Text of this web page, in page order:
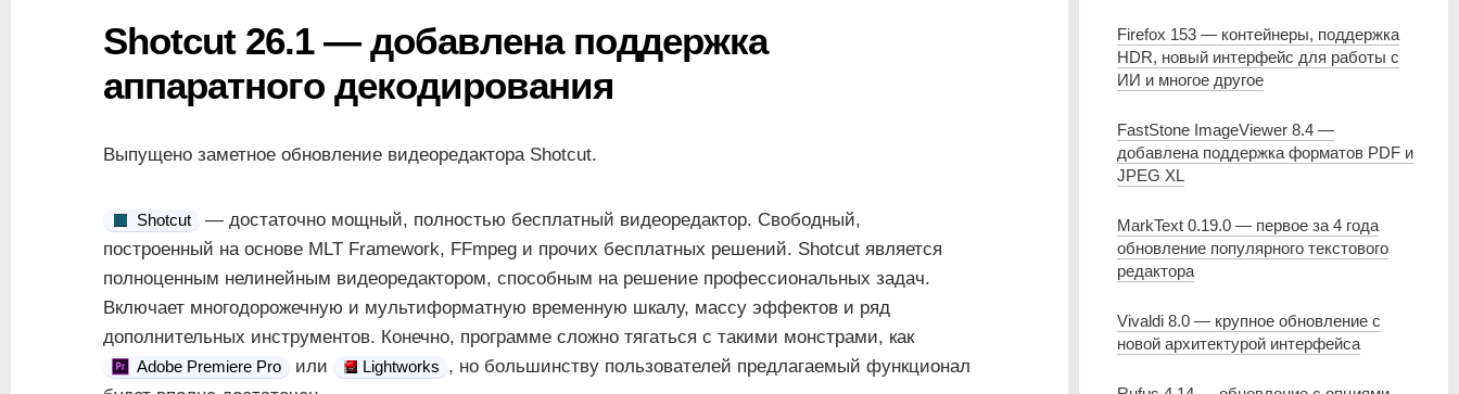
Shotcut 26.1 — добавлена поддержка
аппаратного декодирования
Выпущено заметное обновление видеоредактора Shotcut.
Shotcut
— достаточно мощный, полностью бесплатный видеоредактор. Свободный,
построенный на основе MLT Framework, FFmpeg и прочих бесплатных решений. Shotcut является
полноценным нелинейным видеоредактором, способным на решение профессиональных задач.
Включает многодорожечную и мультиформатную временную шкалу, массу эффектов и ряд
дополнительных инструментов. Конечно, программе сложно тягаться с такими монстрами, как
Adobe Premiere Pro или Lightworks , но большинству пользователей предлагаемый функционал
Firefox 153 — контейнеры, поддержка
HDR, новый интерфейс для работы с
ИИ и многое другое
FastStone ImageViewer 8.4 —
добавлена поддержка форматов PDF и
JPEG XL
MarkText 0.19.0 — первое за 4 года
обновление популярного текстового
редактора
Vivaldi 8.0 — крупное обновление с
новой архитектурой интерфейса